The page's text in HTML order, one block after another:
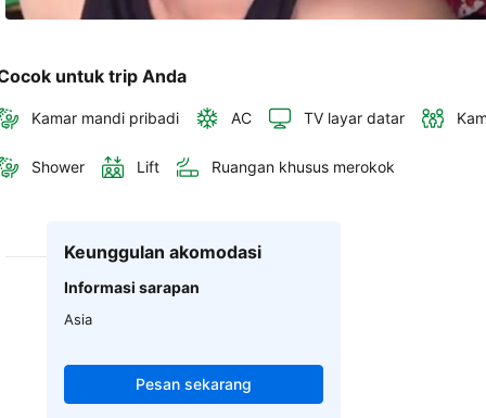
untuk trip Anda
Kamar mandi pribadi AC TV layar datar
Shower Lift Ruangan khusus merokok
Keunggulan akomodasi
Informasi sarapan
Asia
Pesan sekarang